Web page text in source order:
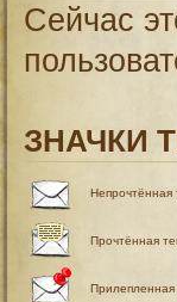
Сейчас
ЗНАЧКИ
Непрочтённая
Прочтённая
Прилепленная